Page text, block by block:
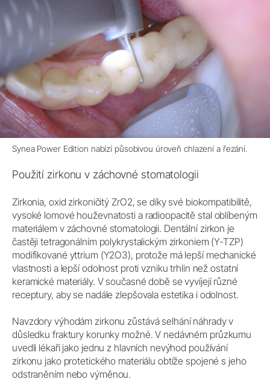
Synea Power Edition nabízí působivou úroveň chlazení a řezání.
Použití zirkonu v záchovné stomatologii
Zirkonia, oxid zirkoničitý ZrO2, se díky své biokompatibilitě,
vysoké lomové houževnatosti a radioopacitě stal oblíbeným
materiálem v záchovné stomatologii. Dentální zirkon je
častěji tetragonálním polykrystalickým zirkoniem (Y-TZP)
modifikované yttrium (Y2O3), protože má lepší mechanické
vlastnosti a lepší odolnost proti vzniku trhlin než ostatní
keramické materiály. V současné době se vyvíjejí různé
receptury, aby se nadále zlepšovala estetika i odolnost.
Navzdory výhodám zirkonu zůstává selhání náhrady v
důsledku fraktury korunky možné. V nedávném průzkumu
uvedli lékaři jako jednu z hlavních nevýhod používání
zirkonu jako protetického materiálu obtíže spojené s jeho
odstraněním nebo výměnou.